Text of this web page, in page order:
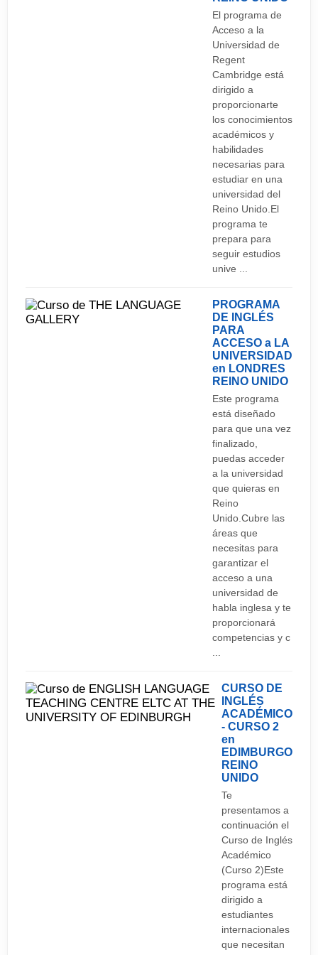
El programa de
Acceso a la
Universidad de
Regent
Cambridge está
dirigido a
proporcionarte
los conocimientos
académicos y
habilidades
necesarias para
estudiar en una
universidad del
Reino Unido.El
programa te
prepara para
seguir estudios
unive ...
PROGRAMA
DE INGLÉS
PARA
ACCESO a LA
UNIVERSIDAD
en LONDRES
REINO UNIDO
Este programa
está diseñado
para que una vez
finalizado,
puedas acceder
a la universidad
que quieras en
Reino
Unido.Cubre las
áreas que
necesitas para
garantizar el
acceso a una
universidad de
habla inglesa y te
proporcionará
competencias y c
CURSO DE
INGLÉS
ACADÉMICO
- CURSO 2
en
EDIMBURGO
REINO
UNIDO
Te
presentamos a
continuación el
Curso de Inglés
Académico
(Curso 2)Este
programa está
dirigido a
estudiantes
internacionales
que necesitan